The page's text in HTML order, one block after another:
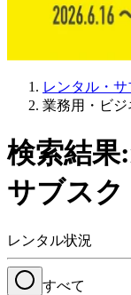
レンタル・
業務用・ビジ
検索結果
サブスク
レンタル状況
すべて